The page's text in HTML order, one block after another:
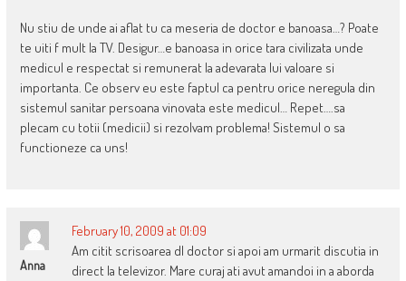
Nu stiu de unde ai aflat tu ca meseria de doctor e banoasa…? Poate
te uiti f mult la TV. Desigur…e banoasa in orice tara civilizata unde
medicul e respectat si remunerat la adevarata lui valoare si
importanta. Ce observ eu este faptul ca pentru orice neregula din
sistemul sanitar persoana vinovata este medicul… Repet….sa
plecam cu totii (medicii) si rezolvam problema! Sistemul o sa
functioneze ca uns!
Anna
February 10, 2009 at 01:09
Am citit scrisoarea dl doctor si apoi am urmarit discutia in
direct la televizor. Mare curaj ati avut amandoi in a aborda